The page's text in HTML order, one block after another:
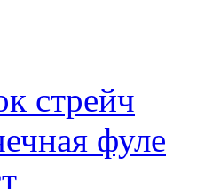
стрейч
фуле